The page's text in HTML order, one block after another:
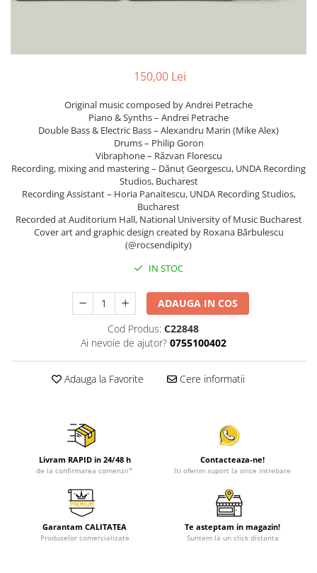
Viniluri Românești
150,00 Lei
Original music composed by Andrei Petrache
Piano & Synths – Andrei Petrache
Double Bass & Electric Bass – Alexandru Marin (Mike Alex)
Drums – Philip Goron
Vibraphone – Răzvan Florescu
Recording, mixing and mastering – Dănuț Georgescu, UNDA Recording
Studios, Bucharest
Recording Assistant – Horia Panaitescu, UNDA Recording Studios,
Bucharest
Recorded at Auditorium Hall, National University of Music Bucharest
Cover art and graphic design created by Roxana Bărbulescu
(@rocsendipity)
IN STOC
ADAUGA IN COS
Cod Produs: C22848
Ai nevoie de ajutor? 0755100402
Adauga la Favorite Cere informatii
Livram RAPID in 24/48 h
de la confirmarea comenzii*
Contacteaza-ne!
Iti oferim suport la orice intrebare
Garantam CALITATEA
Produselor comercializate
Te asteptam in magazin!
Suntem la un click distanta